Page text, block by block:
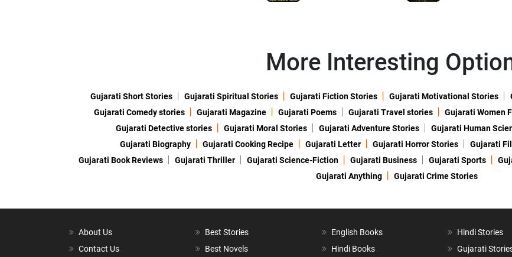
More Interesting
Gujarati Short Stories Gujarati Spiritual Stories Gujarati Fiction Stories Gujarati Motivational Stories
Gujarati Comedy stories
Gujarati Magazine Gujarati Poems Gujarati Travel stories Gujarati Women
Gujarati Detective stories
Gujarati Moral Stories Gujarati Adventure Stories Gujarati Human
Gujarati Biography
Gujarati Cooking Recipe Gujarati Letter Gujarati Horror Stories Gujarati
Gujarati Book Reviews
Gujarati Thriller Gujarati Science-Fiction Gujarati Business Gujarati Sports
Gujarati Anything
Gujarati Crime Stories
About Us
Contact Us
Best Stories
Best Novels
English Books
Hindi Books
Hindi Stories
Gujarati